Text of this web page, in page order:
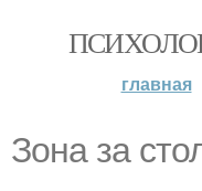
главная
Зона за